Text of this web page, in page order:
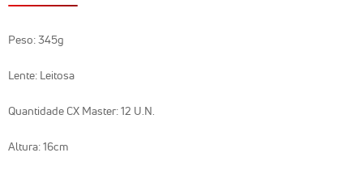
Peso: 345g
Lente: Leitosa
Quantidade CX Master: 12 U.N.
Altura: 16cm